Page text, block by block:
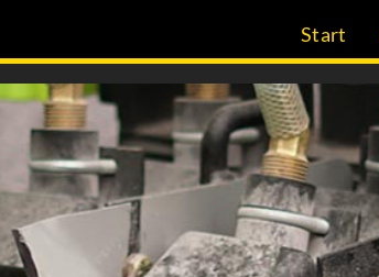
Start